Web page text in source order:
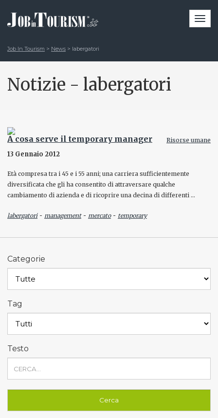
Job In Tourism > News > labergatori
Notizie - labergatori
A cosa serve il temporary manager Risorse umane
13 Gennaio 2012
Età compresa tra i 45 e i 55 anni; una carriera sufficientemente
diversificata che gli ha consentito di attraversare qualche
cambiamento di azienda e di ricoprire una decina di differenti …
labergatori- management- mercato- temporary
Categorie
Tag
Testo